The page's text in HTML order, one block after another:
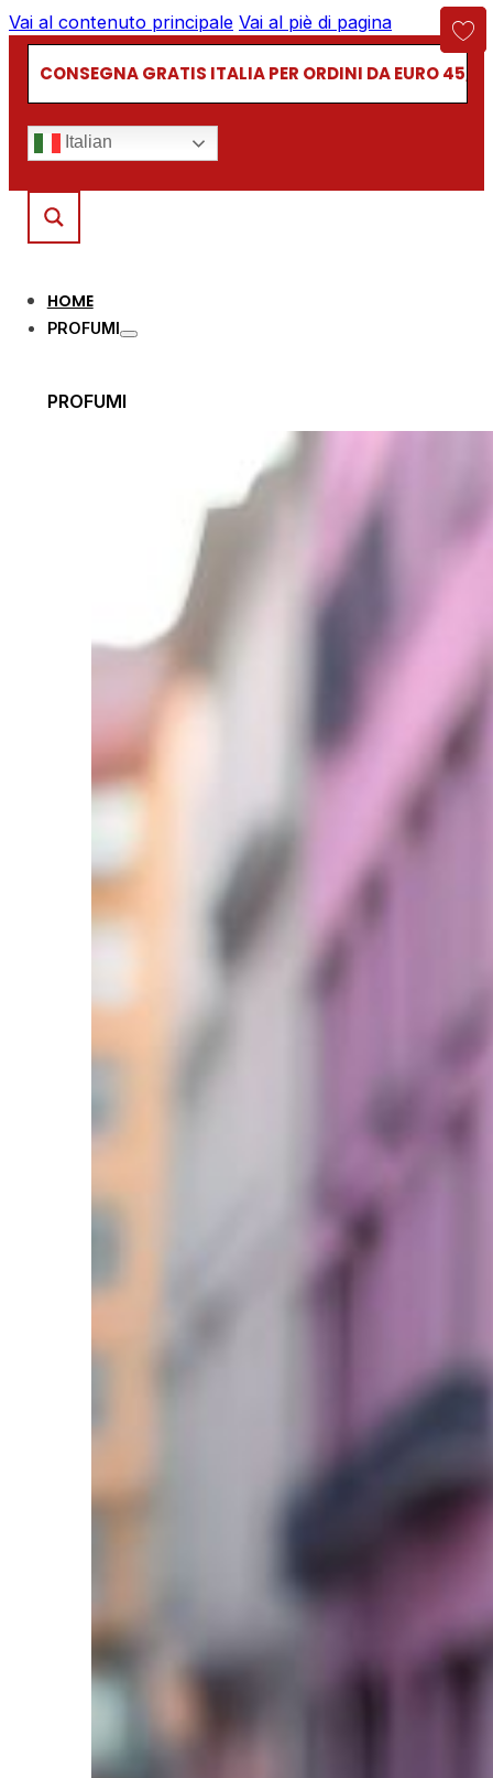
Vai al contenuto principale Vai al piè di pagina
CONSEGNA GRATIS ITALIA PER ORDINI DA EURO
Italian
HOME
PROFUMI
PROFUMI